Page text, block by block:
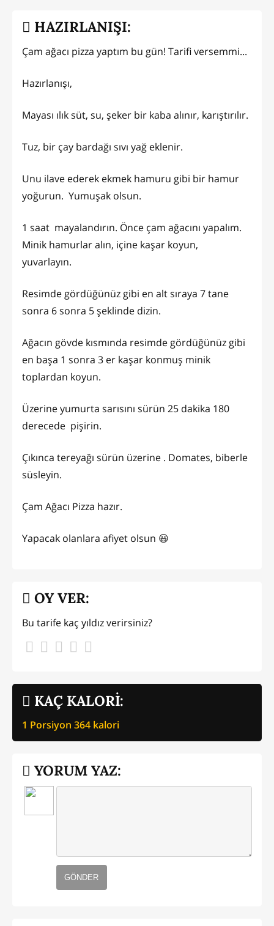
HAZIRLANIŞI:
Çam ağacı pizza yaptım bu gün! Tarifi versemmi...
Hazırlanışı,
Mayası ılık süt, su, şeker bir kaba alınır, karıştırılır.
Tuz, bir çay bardağı sıvı yağ eklenir.
Unu ilave ederek ekmek hamuru gibi bir hamur
yoğurun. Yumuşak olsun.
1 saat mayalandırın. Önce çam ağacını yapalım.
Minik hamurlar alın, içine kaşar koyun,
yuvarlayın.
Resimde gördüğünüz gibi en alt sıraya 7 tane
sonra 6 sonra 5 şeklinde dizin.
Ağacın gövde kısmında resimde gördüğünüz gibi
en başa 1 sonra 3 er kaşar konmuş minik
toplardan koyun.
Üzerine yumurta sarısını sürün 25 dakika 180
derecede pişirin.
Çıkınca tereyağı sürün üzerine . Domates, biberle
süsleyin.
Çam Ağacı Pizza hazır.
Yapacak olanlara afiyet olsun 😃
KAÇ KALORİ:
1 Porsiyon 364 kalori
OY VER:
Bu tarife kaç yıldız verirsiniz?
YORUM YAZ:
GÖNDER